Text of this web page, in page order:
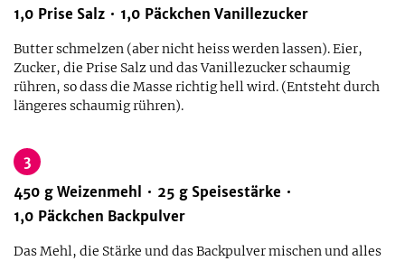
1,0 Prise Salz 1,0 Päckchen Vanillezucker
Butter schmelzen (aber nicht heiss werden lassen). Eier,
Zucker, die Prise Salz und das Vanillezucker schaumig
rühren, so dass die Masse richtig hell wird. (Entsteht durch
längeres schaumig rühren).
3
450 g Weizenmehl 25 g Speisestärke
1,0 Päckchen Backpulver
Das Mehl, die Stärke und das Backpulver mischen und alles